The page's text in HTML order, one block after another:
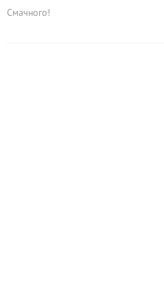
Смачного!